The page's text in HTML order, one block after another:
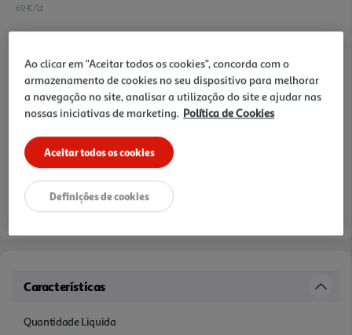
69 €/Lt
6,90 €
Notas de preparação
Características
Quantidade Liquida
Ao clicar em "Aceitar todos os cookies", concorda com o
armazenamento de cookies no seu dispositivo para melhorar
a navegação no site, analisar a utilização do site e ajudar nas
nossas iniciativas de marketing. Política de Cookies
Aceitar todos os cookies
Definições de cookies